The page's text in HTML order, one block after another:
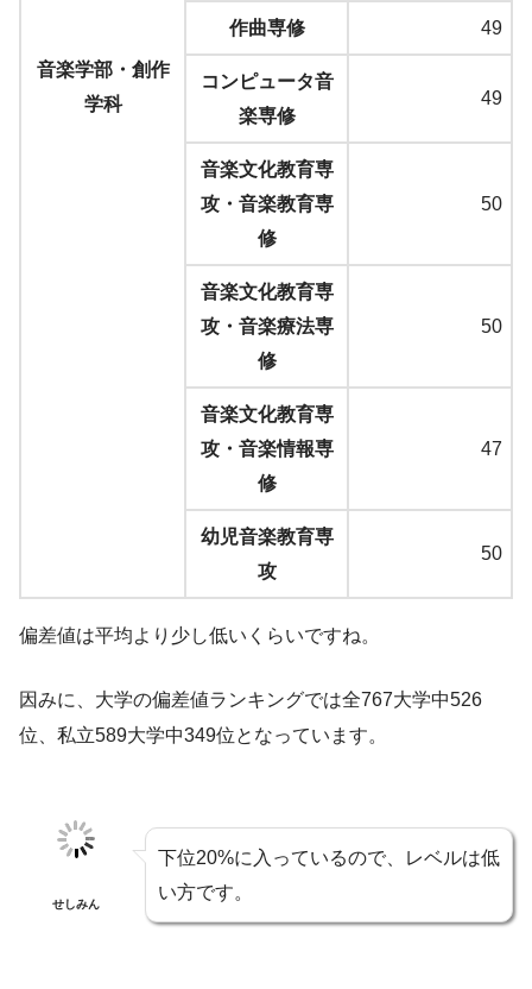
音楽学部・創作
学科
作曲専修 49
コンピュータ音
楽専修
49
音楽文化教育専
攻・音楽教育専
修
50
音楽文化教育専
攻・音楽療法専
修
50
音楽文化教育専
攻・音楽情報専
修
47
幼児音楽教育専
攻
50
偏差値は平均より少し低いくらいですね。
因みに、大学の偏差値ランキングでは全767大学中526
位、私立589大学中349位となっています。
せしみん
下位20%に入っているので、レベルは低
い方です。